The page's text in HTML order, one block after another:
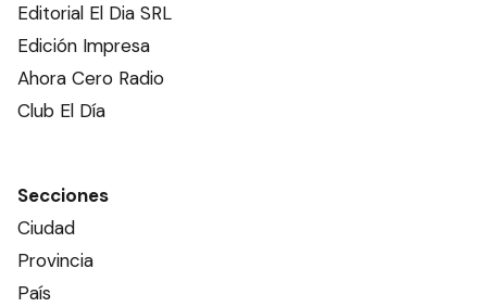
Editorial El Dia SRL
Edición Impresa
Ahora Cero Radio
Club El Día
Secciones
Ciudad
Provincia
País